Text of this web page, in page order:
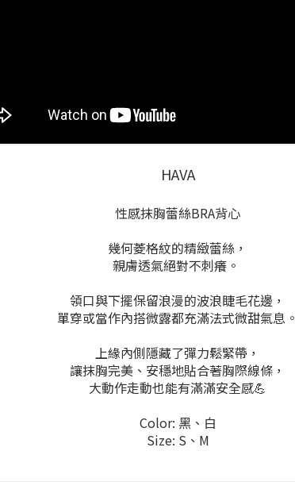
HAVA
性感抹胸蕾絲BRA背心
幾何菱格紋的精緻蕾絲，
親膚透氣絕對不刺癢。
領口與下擺保留浪漫的波浪睫毛花邊，
單穿或當作內搭微露都充滿法式微甜氣息。
上緣內側隱藏了彈力鬆緊帶，
讓抹胸完美、安穩地貼合著胸際線條，
大動作走動也能有滿滿安全感💪
Color: 黑、白
Size: S、M